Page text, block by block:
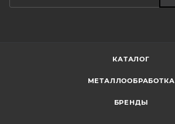
КАТАЛОГ
МЕТАЛЛООБРАБОТКА
БРЕНДЫ